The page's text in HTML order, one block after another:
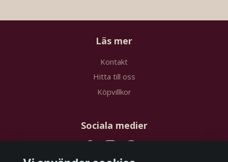
Läs mer
Kontakt
Hitta till oss
Köpvillkor
Sociala medier